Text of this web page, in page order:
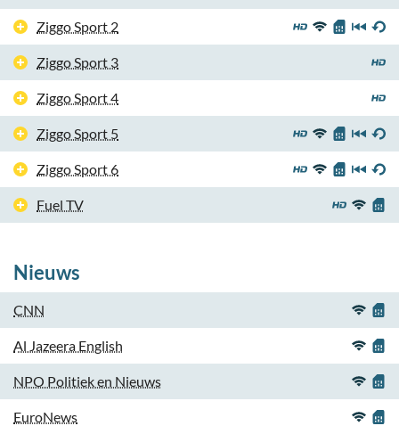
Ziggo Sport 2
Ziggo Sport 3
Ziggo Sport 4
Ziggo Sport 5
Ziggo Sport 6
Fuel TV
Nieuws
CNN
Al Jazeera English
NPO Politiek en Nieuws
EuroNews